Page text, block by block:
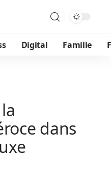
Digital Famille
dans